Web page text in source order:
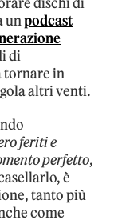
unpodcast
di
tornare in
altri venti.
feriti e
perfetto,
è
tanto più
come